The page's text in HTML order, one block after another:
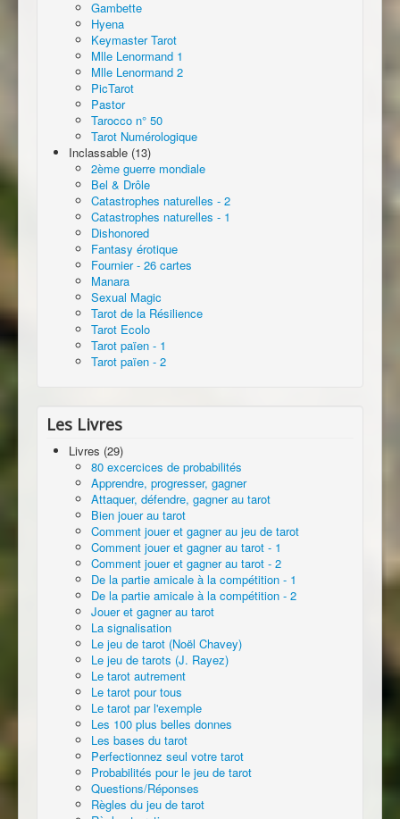
Gambette
Hyena
Keymaster Tarot
Mlle Lenormand 1
Mlle Lenormand 2
PicTarot
Pastor
Tarocco n° 50
Tarot Numérologique
Inclassable (13)
2ème guerre mondiale
Bel & Drôle
Catastrophes naturelles - 2
Catastrophes naturelles - 1
Dishonored
Fantasy érotique
Fournier - 26 cartes
Manara
Sexual Magic
Tarot de la Résilience
Tarot Ecolo
Tarot païen - 1
Tarot païen - 2
Les Livres
Livres (29)
80 excercices de probabilités
Apprendre, progresser, gagner
Attaquer, défendre, gagner au tarot
Bien jouer au tarot
Comment jouer et gagner au jeu de tarot
Comment jouer et gagner au tarot - 1
Comment jouer et gagner au tarot - 2
De la partie amicale à la compétition - 1
De la partie amicale à la compétition - 2
Jouer et gagner au tarot
La signalisation
Le jeu de tarot (Noël Chavey)
Le jeu de tarots (J. Rayez)
Le tarot autrement
Le tarot pour tous
Le tarot par l'exemple
Les 100 plus belles donnes
Les bases du tarot
Perfectionnez seul votre tarot
Probabilités pour le jeu de tarot
Questions/Réponses
Règles du jeu de tarot